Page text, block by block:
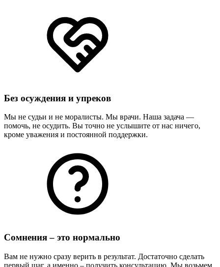
Без осуждения и упреков
Мы не судьи и не моралисты. Мы врачи. Наша задача —
помочь, не осудить. Вы точно не услышите от нас ничего,
кроме уважения и постоянной поддержки.
Сомнения – это нормально
Вам не нужно сразу верить в результат. Достаточно сделать
первый шаг, а именно – получить консультацию. Мы возьмем